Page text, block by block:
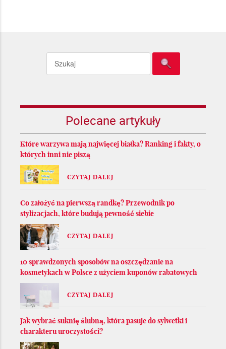
Polecane artykuły
Które warzywa mają najwięcej białka? Ranking i fakty, o
których inni nie piszą
CZYTAJ DALEJ
Co założyć na pierwszą randkę? Przewodnik po
stylizacjach, które budują pewność siebie
CZYTAJ DALEJ
10 sprawdzonych sposobów na oszczędzanie na
kosmetykach w Polsce z użyciem kuponów rabatowych
CZYTAJ DALEJ
Jak wybrać suknię ślubną, która pasuje do sylwetki i
charakteru uroczystości?